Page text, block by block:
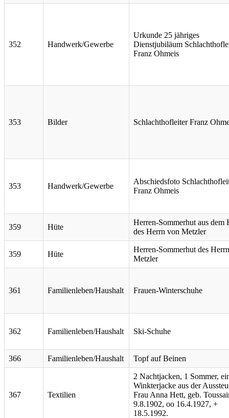
352 Handwerk/Gewerbe
Urkunde 25 jähriges
Dienstjubiläum
Franz Ohmeis
353 Bilder Schlachthofleiter Franz
353 Handwerk/Gewerbe
Abschiedsfoto
Franz Ohmeis
359 Hüte
Herren-Sommerhut aus dem
des Herrn von Metzler
359 Hüte
Herren-Sommerhut des
Metzler
361 Familienleben/Haushalt Frauen-Winterschuhe
362 Familienleben/Haushalt Ski-Schuhe
366 Familienleben/Haushalt Topf auf Beinen
367 Textilien
2 Nachtjacken, 1 Sommer,
Winkterjacke aus der
Frau Anna Hett, geb.
9.8.1902, oo 16.4.1927, +
18.5.1992.